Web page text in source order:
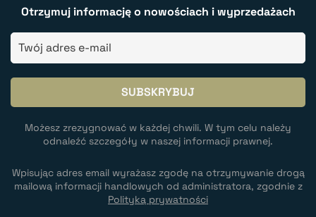
Otrzymuj informację o nowościach i wyprzedażach
Możesz zrezygnować w każdej chwili. W tym celu należy
odnaleźć szczegóły w naszej informacji prawnej.
Wpisując adres email wyrażasz zgodę na otrzymywanie drogą
mailową informacji handlowych od administratora, zgodnie z
Polityką prywatności